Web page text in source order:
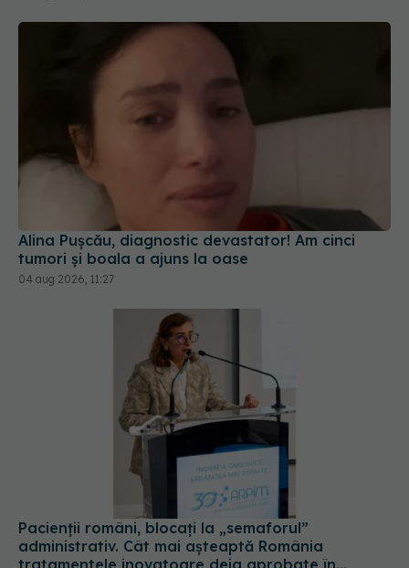
Alina Pușcău, diagnostic devastator! Am cinci
tumori și boala a ajuns la oase
04 aug 2026, 11:27
Pacienții români, blocați la „semaforul”
administrativ. Cât mai așteaptă România
tratamentele inovatoare deja aprobate în